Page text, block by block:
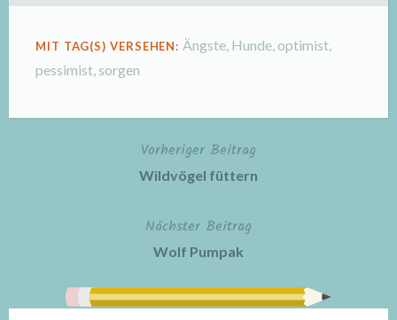
MIT TAG(S) VERSEHEN:Ängste, Hunde,optimist,
pessimist, sorgen
BeitragsnavigationVorheriger Beitrag
Wildvögel füttern
Nächster Beitrag
Wolf Pumpak